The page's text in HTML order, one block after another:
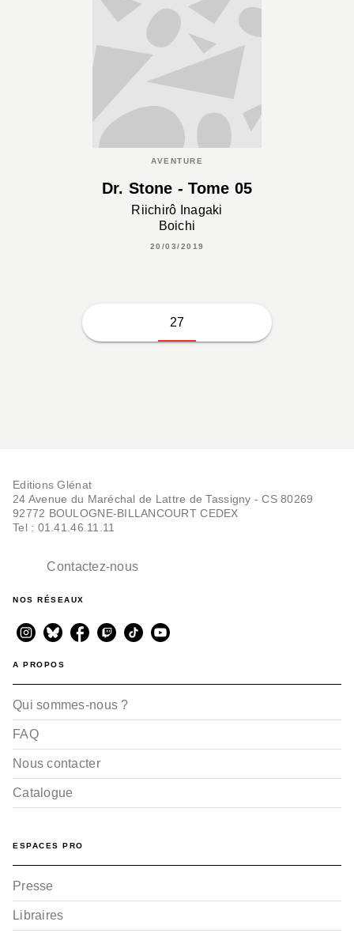
AVENTURE
Dr. Stone - Tome 05
Riichirô Inagaki
Boichi
20/03/2019
27
Editions Glénat
24 Avenue du Maréchal de Lattre de Tassigny - CS 80269
92772 BOULOGNE-BILLANCOURT CEDEX
Tel : 01.41.46.11.11
Contactez-nous
NOS RÉSEAUX
A PROPOS
Qui sommes-nous ?
FAQ
Nous contacter
Catalogue
ESPACES PRO
Presse
Libraires